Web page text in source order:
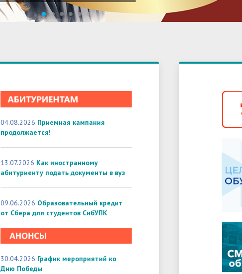
04.08.2026 Приемная кампания
продолжается!
13.07.2026 Как иностранному
абитуриенту подать документы в вуз
09.06.2026 Образовательный кредит
от Сбера для студентов СибУПК
30.04.2026 График мероприятий ко
Дню Победы